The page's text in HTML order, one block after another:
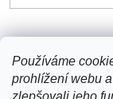
Používáme
prohlížení webu
zlepšovali jeho